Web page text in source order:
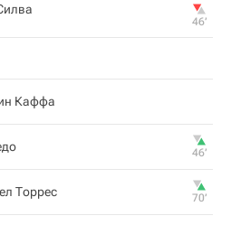
46‎’‎
Каффа
46‎’‎
Торрес 70‎’‎